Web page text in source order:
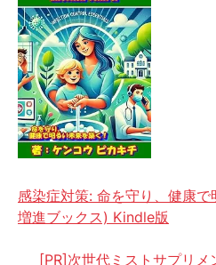
感染症対策: 命を守り、健康
増進ブックス) Kindle版
[PR]次世代ミストサプリ